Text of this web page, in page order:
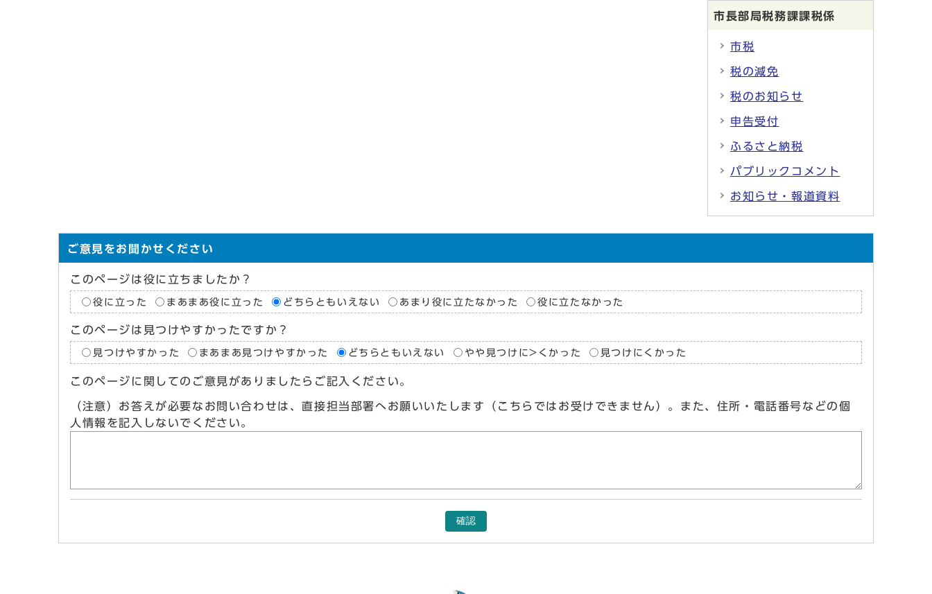
市長部局税務課課税係
市税
税の減免
税のお知らせ
申告受付
ふるさと納税
パブリックコメント
お知らせ・報道資料
ご意見をお聞かせください
このページは役に立ちましたか？
役に立った まあまあ役に立った どちらともいえない あまり役に立たなかった 役に立たなかった
このページは見つけやすかったですか？
見つけやすかった まあまあ見つけやすかった どちらともいえない やや見つけに>くかった 見つけにくかった
このページに関してのご意見がありましたらご記入ください。
（注意）お答えが必要なお問い合わせは、直接担当部署へお願いいたします（こちらではお受けできません）。また、住所・電話番号などの個
人情報を記入しないでください。
確認